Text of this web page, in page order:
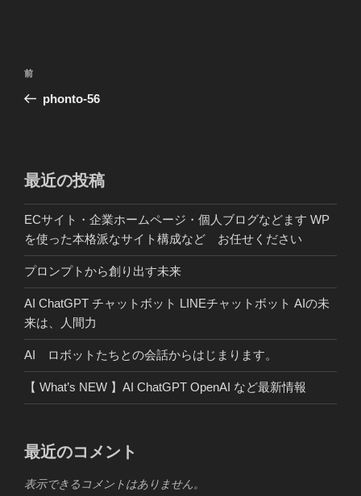
投
ー
シ
ョ
ン
前
の
前
phonto-56
最近の投稿
ECサイト・企業ホームページ・個人ブログなどます WP
を使った本格派なサイト構成など お任せください
プロンプトから創り出す未来
AI ChatGPT チャットボット LINEチャットボット AIの未
来は、人間力
AI ロボットたちとの会話からはじまります。
【 What’s NEW 】AI ChatGPT OpenAI など最新情報
最近のコメント
表示できるコメントはありません。